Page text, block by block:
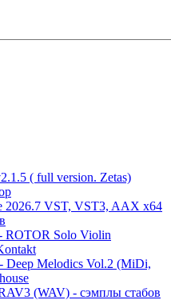
( full version. Zetas)
2026.7 VST, VST3, AAX x64
ROTOR Solo Violin
Deep Melodics Vol.2 (MiDi,
(WAV) - сэмплы стабов